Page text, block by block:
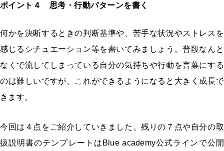
ポイント４ 思考・行動パターンを書く
何かを決断するときの判断基準や、苦手な状況やストレスを
感じるシチュエーション等を書いてみましょう。普段なんと
なくで流してしまっている自分の気持ちや行動を言葉にする
のは難しいですが、これができるようになると大きく成長で
きます。
今回は４点をご紹介していきました。残りの７点や自分の取
扱説明書のテンプレートはBlue academy公式ラインで公開